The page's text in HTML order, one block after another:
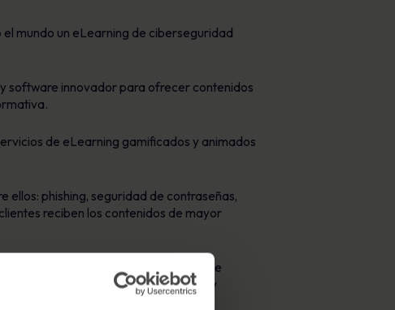
mundo un eLearning de ciberseguridad
software innovador para ofrecer contenidos
de eLearning gamificados y animados
phishing, seguridad de contraseñas,
reciben los contenidos de mayor
a las soluciones de eLearning de
los contenidos de ciberseguridad y